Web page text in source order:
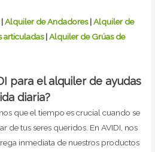
|Alquiler de Andadores|Alquiler de
articuladas|Alquiler de Grúas de
para el alquiler de ayudas
diaria?
que el tiempo es crucial cuando se
de tus seres queridos. En AVIDI, nos
inmediata de nuestros productos